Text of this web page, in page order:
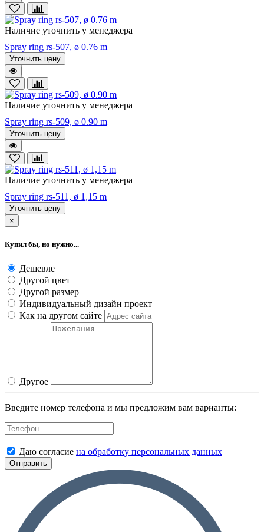
Наличие уточнить у менеджера
Spray ring rs-507, ø 0.76 m
Уточнить цену
Наличие уточнить у менеджера
Spray ring rs-509, ø 0.90 m
Уточнить цену
Наличие уточнить у менеджера
Spray ring rs-511, ø 1,15 m
Уточнить цену
×
Купил бы, но нужно...
Дешевле
Другой цвет
Другой размер
Индивидуальный дизайн проект
Как на другом сайте
Другое
Введите номер телефона и мы предложим вам варианты:
Даю согласие на обработку персональных данных
Отправить